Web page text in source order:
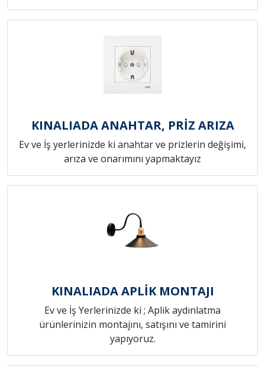
KINALIADA ANAHTAR, PRİZ ARIZA
Ev ve İş yerlerinizde ki anahtar ve prizlerin değişimi,
arıza ve onarımını yapmaktayız
KINALIADA APLİK MONTAJI
Ev ve İş Yerlerinizde ki ; Aplik aydınlatma
ürünlerinizin montajını, satışını ve tamirini
yapıyoruz.